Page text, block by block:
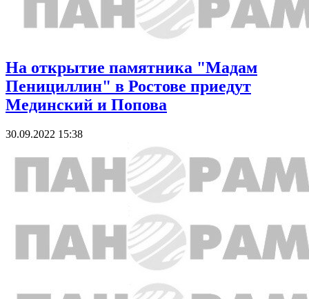
На открытие памятника "Мадам
Пенициллин" в Ростове приедут
Мединский и Попова
30.09.2022 15:38